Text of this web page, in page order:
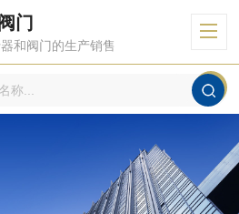
门
和阀门的生产销售